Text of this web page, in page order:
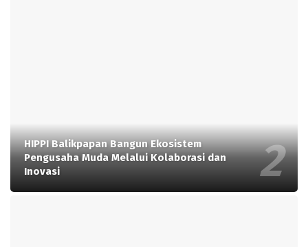
HIPPI Balikpapan Bangun Ekosistem
Pengusaha Muda Melalui Kolaborasi dan
Inovasi